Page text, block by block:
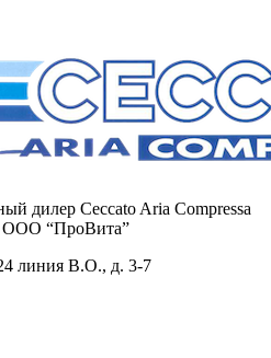
дилер Ceccato Aria Compressa
ООО “ПроВита”
линия В.О., д. 3-7